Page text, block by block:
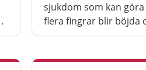
sjukdom som kan
flera fingrar blir böjda
besvär. Det finns